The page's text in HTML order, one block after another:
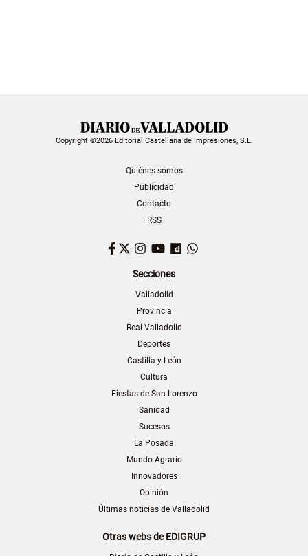
Copyright ©2026 Editorial Castellana de Impresiones, S.L.
Quiénes somos
Publicidad
Contacto
RSS
Facebook
TwitterInstagram
YouTubeDailymotion
Secciones
Valladolid
Provincia
Real Valladolid
Deportes
Castilla y León
Cultura
Fiestas de San Lorenzo
Sanidad
Sucesos
La Posada
Mundo Agrario
Innovadores
Opinión
Últimas noticias de Valladolid
Otras webs de EDIGRUP